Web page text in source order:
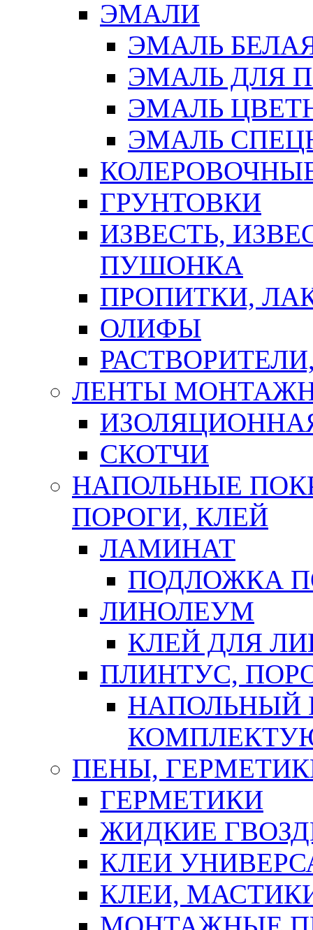
ЭМАЛИ
ЭМАЛЬ
ЭМАЛЬ ДЛЯ
ЭМАЛЬ
ЭМАЛЬ
ГРУНТОВКИ
ИЗВЕСТЬ,
ПУШОНКА
ПРОПИТКИ,
ОЛИФЫ
ЛЕНТЫ
СКОТЧИ
НАПОЛЬНЫЕ
ПОРОГИ, КЛЕЙ
ЛАМИНАТ
ПОДЛОЖКА
ЛИНОЛЕУМ
КЛЕЙ ДЛЯ
ПЛИНТУС,
НАПОЛЬНЫЙ
ПЕНЫ,
ГЕРМЕТИКИ
ЖИДКИЕ
КЛЕИ
КЛЕИ,